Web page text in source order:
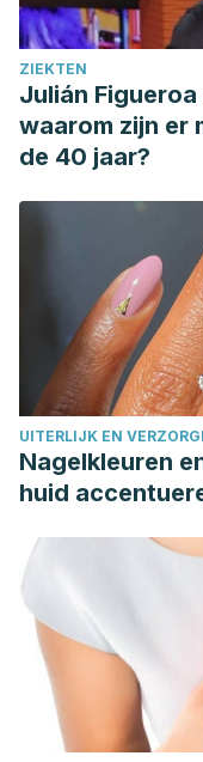
silver/faq-
Dawn Davis. (May
Treatments not
https://
counter-head-
Ineffective. (Feb
https://
lice-home-
Konstantatos A,
presentation of
prescribed apricot
doi:10.1136/bcr-
ZIEKTEN
Julián
waarom zijn er
de 40 jaar?
UITERLIJK EN
Nagelkleuren
huid